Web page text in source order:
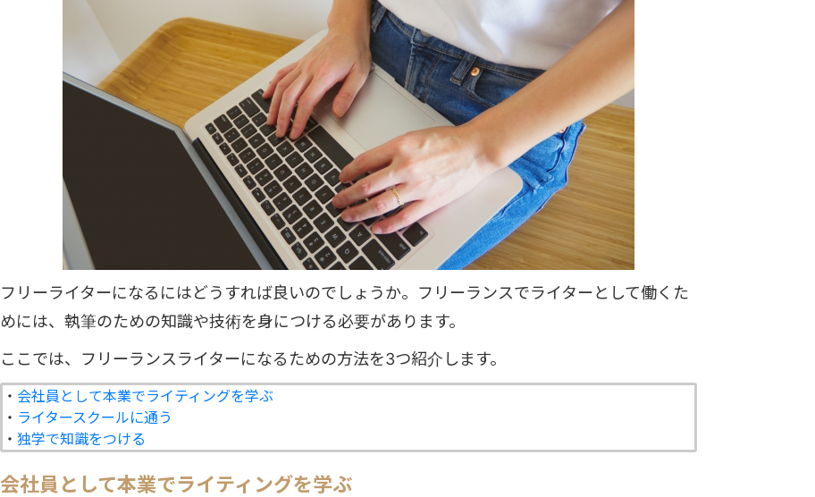
フリーライターになるにはどうすれば良いのでしょうか。フリーランスでライターとして働くた
めには、執筆のための知識や技術を身につける必要があります。
ここでは、フリーランスライターになるための方法を3つ紹介します。
・ 会社員として本業でライティングを学ぶ
・ ライタースクールに通う
・ 独学で知識をつける
会社員として本業でライティングを学ぶ